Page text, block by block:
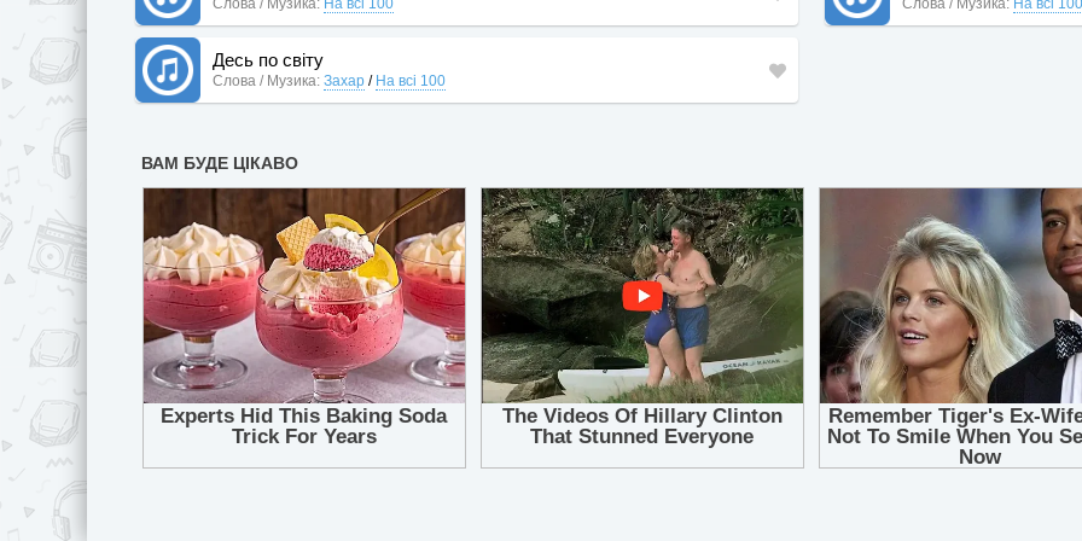
Слова / Музика: На всі 100 Слова / Музика: На всі
Десь по світу
Слова / Музика: Захар / На всі 100